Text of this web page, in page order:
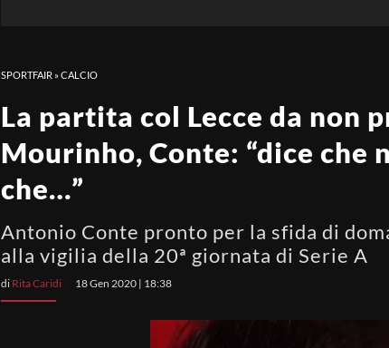
SPORTFAIR »CALCIO
La partita col Lecce da non
Mourinho, Conte: “dice che
che…”
Antonio Conte pronto per la sfida di
alla vigilia della 20ª giornata di Serie A
di Rita Caridi 18 Gen 2020 | 18:38